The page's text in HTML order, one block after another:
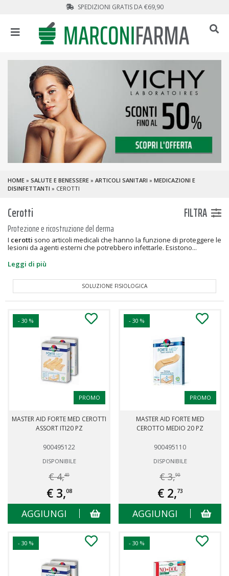
SPEDIZIONI GRATIS DA €69,90
HOME » SALUTE E BENESSERE » ARTICOLI SANITARI » MEDICAZIONI E
DISINFETTANTI » CEROTTI
Cerotti FILTRA
Protezione e ricostruzione del derma
I cerotti sono articoli medicali che hanno la funzione di proteggere le
lesioni da agenti esterni che potrebbero infettarle. Esistono...
Leggi di più
KIT PRONTO SOCCORSO
- 30 %
PROMO
MASTER AID FORTE MED CEROTTI
ASSORT ITI20 PZ
900495122
DISPONIBILE
€ 4,40
€ 3,08
AGGIUNGI
- 30 %
PROMO
MASTER AID FORTE MED
CEROTTO MEDIO 20 PZ
900495110
DISPONIBILE
€ 3,90
€ 2,73
AGGIUNGI
- 30 % - 30 %